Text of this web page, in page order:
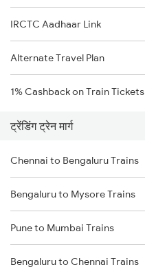
IRCTC Aadhaar Link
Alternate Travel Plan
1% Cashback on Train Tickets
ट्रेंडिंग ट्रेन मार्ग
Chennai to Bengaluru Trains
Bengaluru to Mysore Trains
Pune to Mumbai Trains
Bengaluru to Chennai Trains